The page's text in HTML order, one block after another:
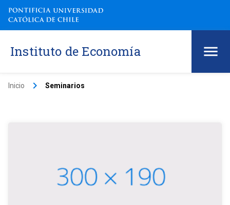
Instituto de Economía
Inicio keyboard_arrow_right Seminarios